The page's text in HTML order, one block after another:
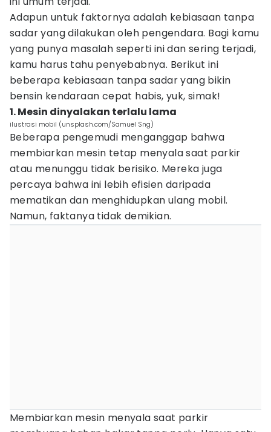
Adapun untuk faktornya adalah kebiasaan tanpa
sadar yang dilakukan oleh pengendara. Bagi kamu
yang punya masalah seperti ini dan sering terjadi,
kamu harus tahu penyebabnya. Berikut ini
beberapa kebiasaan tanpa sadar yang bikin
bensin kendaraan cepat habis, yuk, simak!
1. Mesin dinyalakan terlalu lama
ilustrasi mobil (unsplash.com/Samuel Sng)
Beberapa pengemudi menganggap bahwa
membiarkan mesin tetap menyala saat parkir
atau menunggu tidak berisiko. Mereka juga
percaya bahwa ini lebih efisien daripada
mematikan dan menghidupkan ulang mobil.
Namun, faktanya tidak demikian.
Membiarkan mesin menyala saat parkir